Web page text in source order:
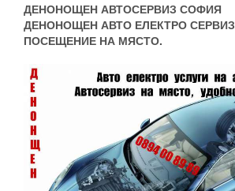
ДЕНОНОЩЕН АВТОСЕРВИЗ СОФИЯ
ДЕНОНОЩЕН АВТО ЕЛЕКТРО СЕРВИЗ
ПОСЕЩЕНИЕ НА МЯСТО.